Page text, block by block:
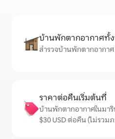
บ้านพักตากอากาศทั้
สำรวจบ้านพักตากอากาศ
ราคาต่อคืนเริ่มต้นที่
บ้านพักตากอากาศในมา
$30 USD ต่อคืน (ไม่รวม